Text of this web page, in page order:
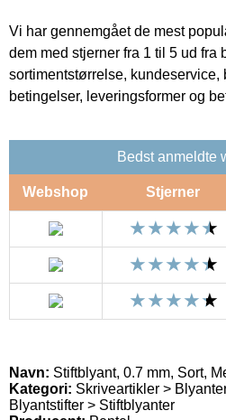
Vi har gennemgået de mest
dem med stjerner fra 1 til 5 ud fra
sortimentstørrelse, kundeservice,
betingelser, leveringsformer og
Bedst anmeldte
Webshop Stjerner
Navn: Stiftblyant, 0.7 mm, Sort,
Kategori: Skriveartikler >
Blyantstifter > Stiftblyanter